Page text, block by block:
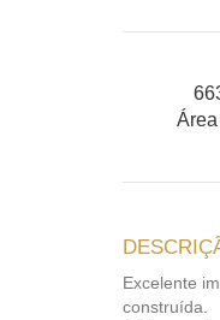
Área
Excelente
construída.